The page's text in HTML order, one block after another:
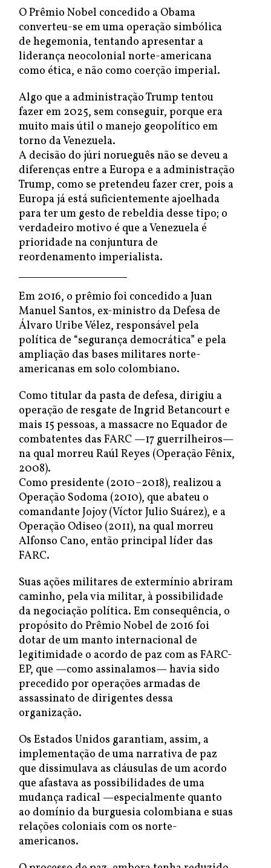
O Prêmio Nobel concedido a Obama
converteu-se em uma operação simbólica
de hegemonia, tentando apresentar a
liderança neocolonial norte-americana
como ética, e não como coerção imperial.
Algo que a administração Trump tentou
fazer em 2025, sem conseguir, porque era
muito mais útil o manejo geopolítico em
torno da Venezuela.
A decisão do júri norueguês não se deveu a
diferenças entre a Europa e a administração
Trump, como se pretendeu fazer crer, pois a
Europa já está suficientemente ajoelhada
para ter um gesto de rebeldia desse tipo; o
verdadeiro motivo é que a Venezuela é
prioridade na conjuntura de
reordenamento imperialista.
Em 2016, o prêmio foi concedido a Juan
Manuel Santos, ex-ministro da Defesa de
Álvaro Uribe Vélez, responsável pela
política de “segurança democrática” e pela
ampliação das bases militares norte-
americanas em solo colombiano.
Como titular da pasta de defesa, dirigiu a
operação de resgate de Ingrid Betancourt e
mais 15 pessoas, a massacre no Equador de
combatentes das FARC —17 guerrilheiros—
na qual morreu Raúl Reyes (Operação Fênix,
2008).
Como presidente (2010–2018), realizou a
Operação Sodoma (2010), que abateu o
comandante Jojoy (Víctor Julio Suárez), e a
Operação Odiseo (2011), na qual morreu
Alfonso Cano, então principal líder das
FARC.
Suas ações militares de extermínio abriram
caminho, pela via militar, à possibilidade
da negociação política. Em consequência, o
propósito do Prêmio Nobel de 2016 foi
dotar de um manto internacional de
legitimidade o acordo de paz com as FARC-
EP, que —como assinalamos— havia sido
precedido por operações armadas de
assassinato de dirigentes dessa
organização.
Os Estados Unidos garantiam, assim, a
implementação de uma narrativa de paz
que dissimulava as cláusulas de um acordo
que afastava as possibilidades de uma
mudança radical —especialmente quanto
ao domínio da burguesia colombiana e suas
relações coloniais com os norte-
americanos.